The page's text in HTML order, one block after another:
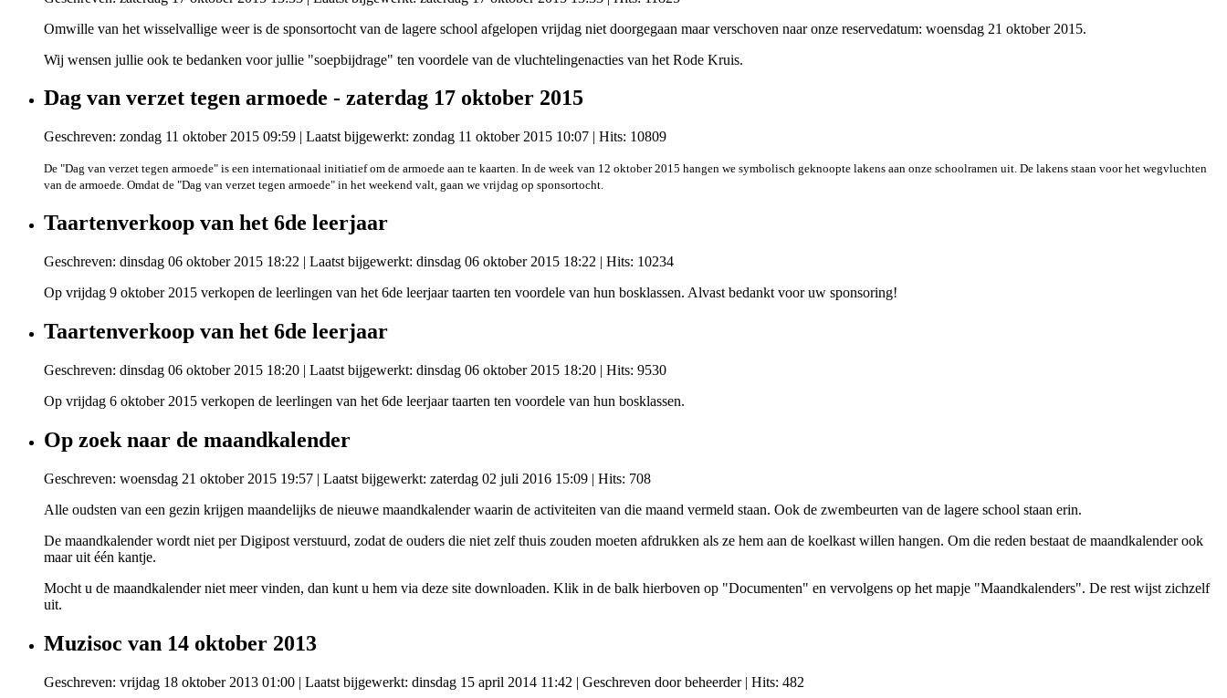
Omwille van het wisselvallige weer is de sponsortocht van de lagere school afgelopen vrijdag niet doorgegaan maar verschoven naar onze reservedatum: woensdag 21 oktober 2015.
Wij wensen jullie ook te bedanken voor jullie "soepbijdrage" ten voordele van de vluchtelingenacties van het Rode Kruis.
Dag van verzet tegen armoede - zaterdag 17 oktober 2015
Geschreven: zondag 11 oktober 2015 09:59 | Laatst bijgewerkt: zondag 11 oktober 2015 10:07 | Hits: 10809
De "Dag van verzet tegen armoede" is een internationaal initiatief om de armoede aan te kaarten. In de week van 12 oktober 2015 hangen we symbolisch geknoopte lakens aan onze schoolramen uit. De lakens staan voor het wegvluchten
van de armoede. Omdat de "Dag van verzet tegen armoede" in het weekend valt, gaan we vrijdag op sponsortocht.
Taartenverkoop van het 6de leerjaar
Geschreven: dinsdag 06 oktober 2015 18:22 | Laatst bijgewerkt: dinsdag 06 oktober 2015 18:22 | Hits: 10234
Op vrijdag 9 oktober 2015 verkopen de leerlingen van het 6de leerjaar taarten ten voordele van hun bosklassen. Alvast bedankt voor uw sponsoring!
Taartenverkoop van het 6de leerjaar
Geschreven: dinsdag 06 oktober 2015 18:20 | Laatst bijgewerkt: dinsdag 06 oktober 2015 18:20 | Hits: 9530
Op vrijdag 6 oktober 2015 verkopen de leerlingen van het 6de leerjaar taarten ten voordele van hun bosklassen.
Op zoek naar de maandkalender
Geschreven: woensdag 21 oktober 2015 19:57 | Laatst bijgewerkt: zaterdag 02 juli 2016 15:09 | Hits: 708
Alle oudsten van een gezin krijgen maandelijks de nieuwe maandkalender waarin de activiteiten van die maand vermeld staan. Ook de zwembeurten van de lagere school staan erin.
De maandkalender wordt niet per Digipost verstuurd, zodat de ouders die niet zelf thuis zouden moeten afdrukken als ze hem aan de koelkast willen hangen. Om die reden bestaat de maandkalender ook
maar uit één kantje.
Mocht u de maandkalender niet meer vinden, dan kunt u hem via deze site downloaden. Klik in de balk hierboven op "Documenten" en vervolgens op het mapje "Maandkalenders". De rest wijst zichzelf
uit.
Muzisoc van 14 oktober 2013
Geschreven: vrijdag 18 oktober 2013 01:00 | Laatst bijgewerkt: dinsdag 15 april 2014 11:42 | Geschreven door beheerder| Hits: 482